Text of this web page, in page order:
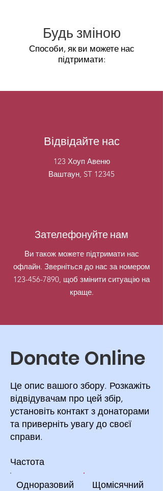
Будь зміною
Способи, як ви можете нас
підтримати:
Відвідайте нас
123 Хоуп Авеню
Ваштаун, ST 12345
Зателефонуйте нам
Ви також можете підтримати нас
офлайн. Зверніться до нас за номером
123-456-7890, щоб змінити ситуацію на
краще.
Donate Online
Це опис вашого збору. Розкажіть
відвідувачам про цей збір,
установіть контакт з донаторами
та приверніть увагу до своєї
справи.
Частота
Одноразовий Щомісячний